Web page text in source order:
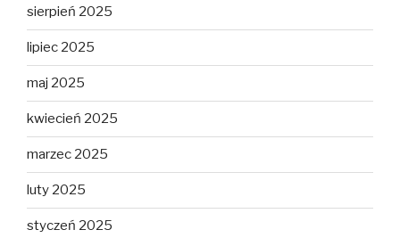
sierpień 2025
lipiec 2025
maj 2025
kwiecień 2025
marzec 2025
luty 2025
styczeń 2025